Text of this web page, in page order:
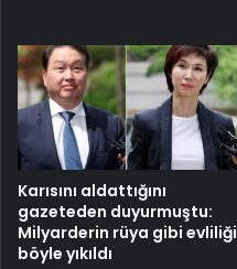
Karısını aldattığını
gazeteden duyurmuştu:
Milyarderin rüya gibi evliliği
böyle yıkıldı